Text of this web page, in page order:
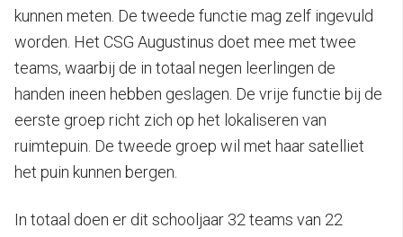
kunnen meten. De tweede functie mag zelf ingevuld
worden. Het CSG Augustinus doet mee met twee
teams, waarbij de in totaal negen leerlingen de
handen ineen hebben geslagen. De vrije functie bij de
eerste groep richt zich op het lokaliseren van
ruimtepuin. De tweede groep wil met haar satelliet
het puin kunnen bergen.
In totaal doen er dit schooljaar 32 teams van 22